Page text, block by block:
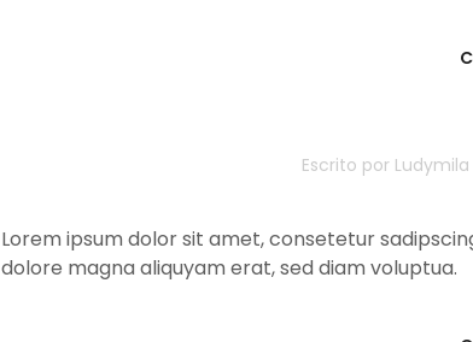
Escrito por Ludymila
Lorem ipsum dolor sit amet, consetetur
dolore magna aliquyam erat, sed diam voluptua.